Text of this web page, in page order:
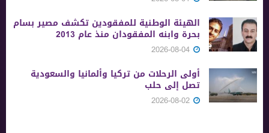
الهيئة الوطنية للمفقودين تكشف مصير بسام
بحرة وابنه المفقودان منذ عام 2013
أولى الرحلات من ‏تركيا وألمانيا والسعودية
تصل إلى حلب